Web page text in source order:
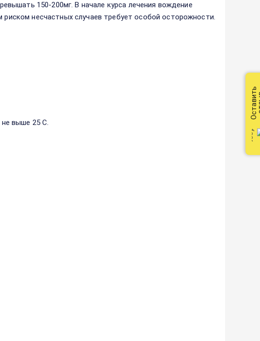
150-200мг. В начале курса лечения вождение
несчастных случаев требует особой осторожности.
не выше 25 С.
Оставить